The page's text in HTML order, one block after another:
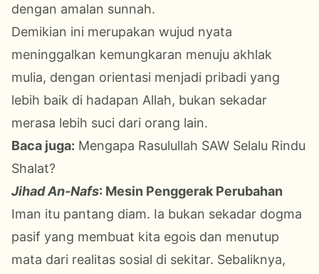
dengan amalan sunnah.
Demikian ini merupakan wujud nyata
meninggalkan kemungkaran menuju akhlak
mulia, dengan orientasi menjadi pribadi yang
lebih baik di hadapan Allah, bukan sekadar
merasa lebih suci dari orang lain.
Baca juga: Mengapa Rasulullah SAW Selalu Rindu
Shalat?
JihadAn-Nafs: Mesin Penggerak Perubahan
Iman itu pantang diam. Ia bukan sekadar dogma
pasif yang membuat kita egois dan menutup
mata dari realitas sosial di sekitar. Sebaliknya,